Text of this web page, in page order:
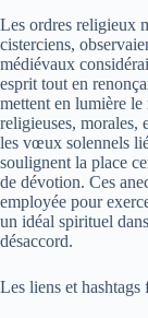
Les ordres religieux
cisterciens,
médiévaux
esprit tout en
mettent en lumière le
religieuses, morales,
les vœux solennels
soulignent la place
de dévotion. Ces
employée pour
un idéal spirituel
désaccord.
Les liens et hashtags